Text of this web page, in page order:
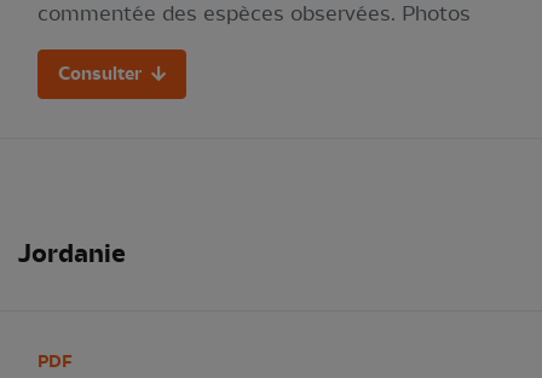
commentée des espèces observées. Photos
Consulter
Jordanie
PDF